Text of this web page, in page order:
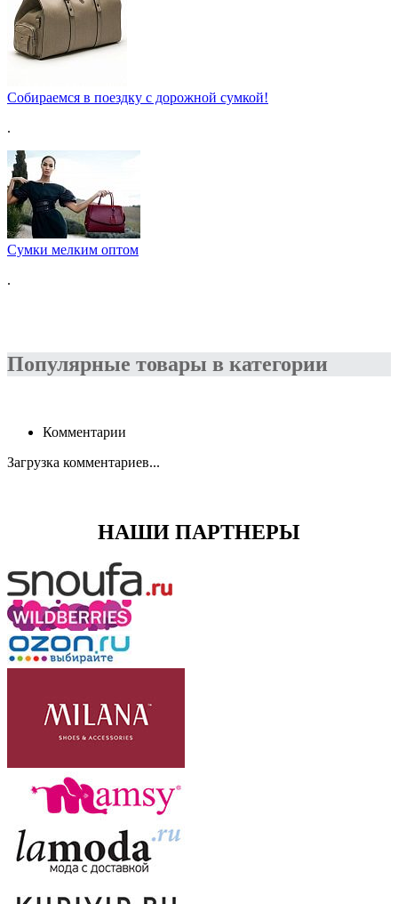
Собираемся в поездку с дорожной сумкой!
.
Сумки мелким оптом
.
Популярные товары в категории
Комментарии
Загрузка комментариев...
НАШИ ПАРТНЕРЫ